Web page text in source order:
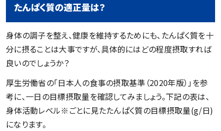
たんぱく質の適正量は？
身体の調子を整え、健康を維持するためにも、たんぱく質を十
分に摂ることは大事ですが、具体的にはどの程度摂取すれば
良いのでしょうか？
厚生労働省の「日本人の食事の摂取基準（2020年版）」を参
考に、一日の目標摂取量を確認してみましょう。下記の表は、
身体活動レベル※ごとに見たたんぱく質の目標摂取量(g/日)
になります。